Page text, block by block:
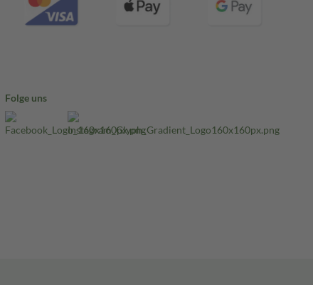
Folge uns